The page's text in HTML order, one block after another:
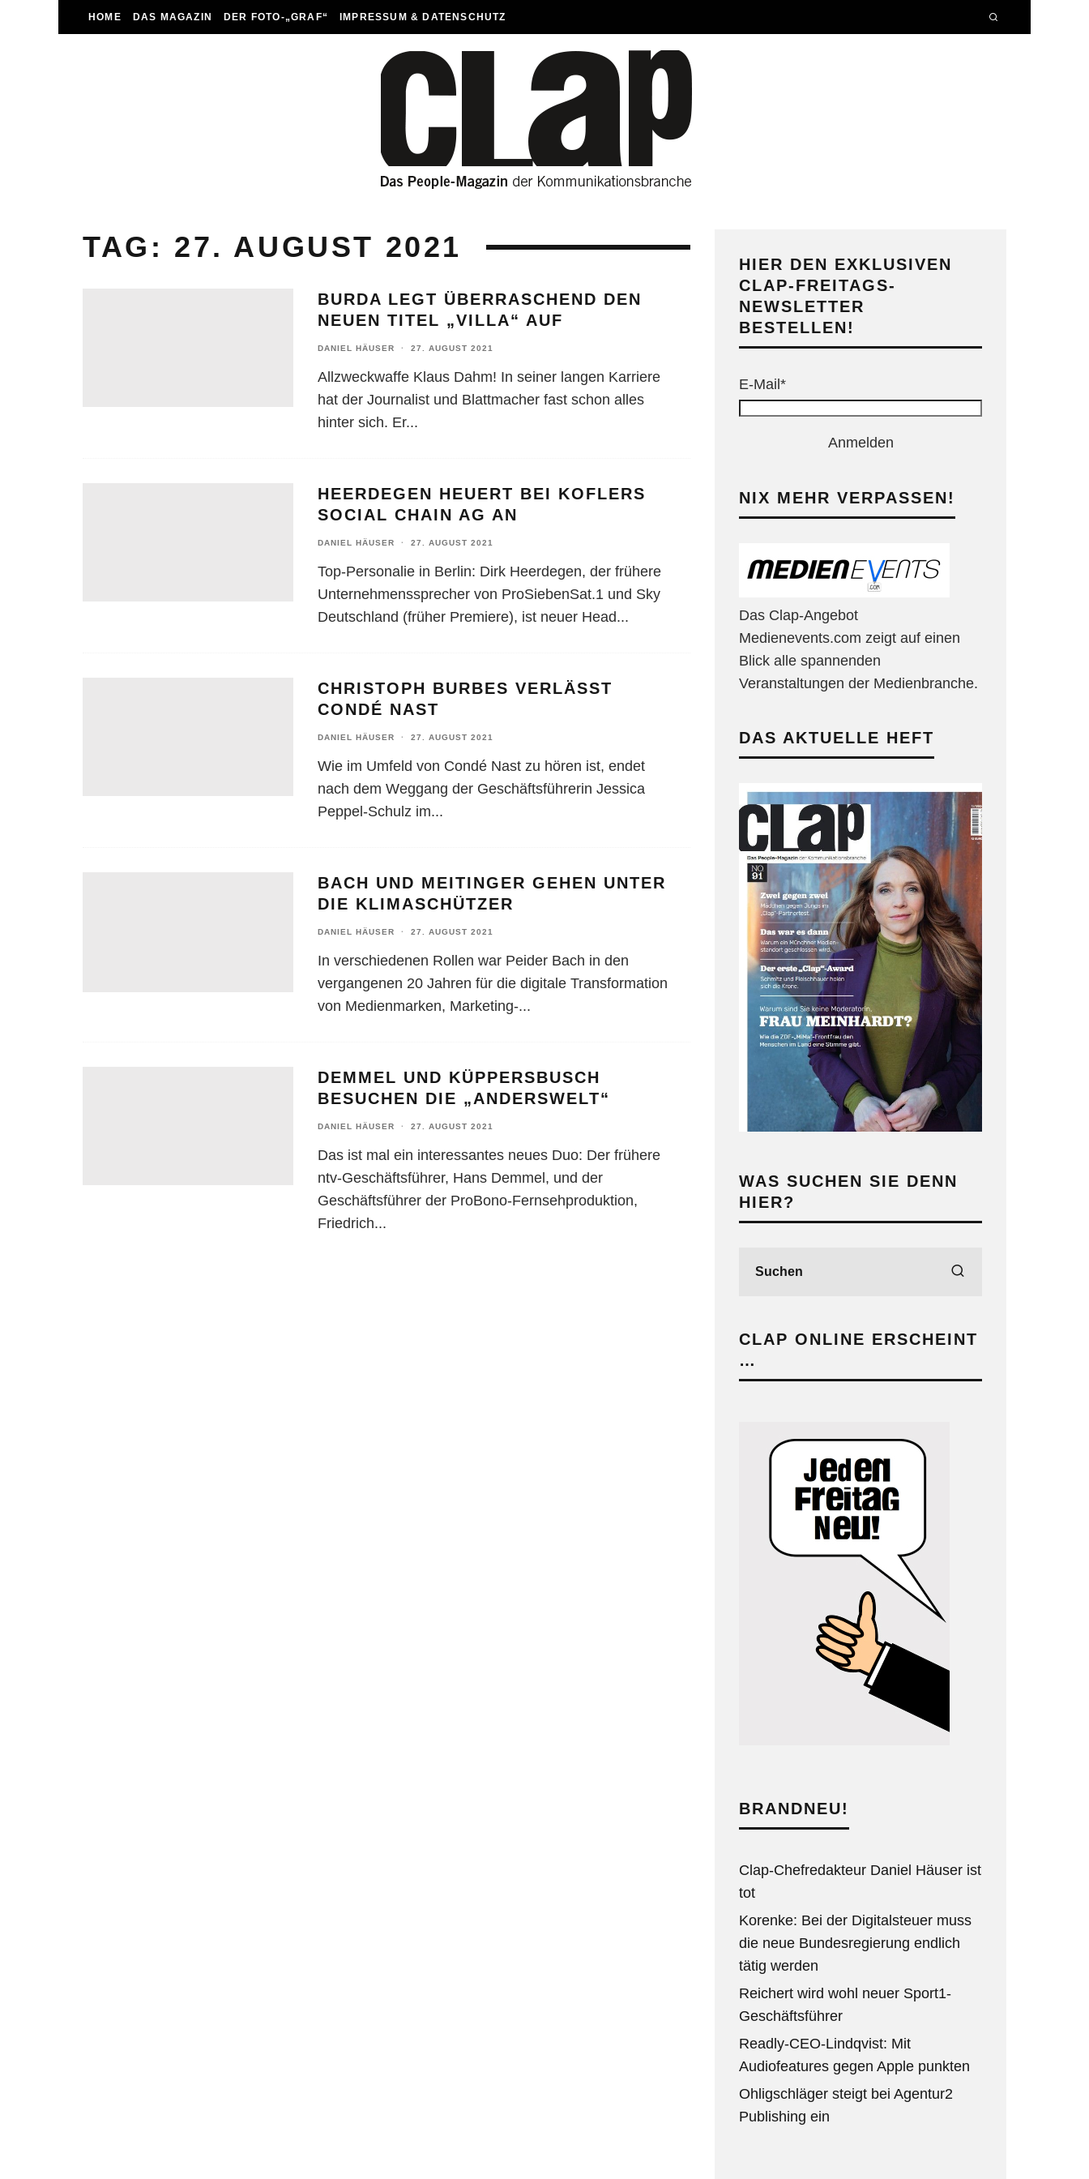
HOME DAS MAGAZIN DER FOTO-„GRAF“ IMPRESSUM & DATENSCHUTZ
TAG: 27. AUGUST 2021
BURDA LEGT ÜBERRASCHEND DEN
NEUEN TITEL „VILLA“ AUF
DANIEL HÄUSER · 27. AUGUST 2021
Allzweckwaffe Klaus Dahm! In seiner langen Karriere
hat der Journalist und Blattmacher fast schon alles
hinter sich. Er...
HEERDEGEN HEUERT BEI KOFLERS
SOCIAL CHAIN AG AN
DANIEL HÄUSER · 27. AUGUST 2021
Top-Personalie in Berlin: Dirk Heerdegen, der frühere
Unternehmenssprecher von ProSiebenSat.1 und Sky
Deutschland (früher Premiere), ist neuer Head...
CHRISTOPH BURBES VERLÄSST
CONDÉ NAST
DANIEL HÄUSER · 27. AUGUST 2021
Wie im Umfeld von Condé Nast zu hören ist, endet
nach dem Weggang der Geschäftsführerin Jessica
Peppel-Schulz im...
BACH UND MEITINGER GEHEN UNTER
DIE KLIMASCHÜTZER
DANIEL HÄUSER · 27. AUGUST 2021
In verschiedenen Rollen war Peider Bach in den
vergangenen 20 Jahren für die digitale Transformation
von Medienmarken, Marketing-...
DEMMEL UND KÜPPERSBUSCH
BESUCHEN DIE „ANDERSWELT“
DANIEL HÄUSER · 27. AUGUST 2021
Das ist mal ein interessantes neues Duo: Der frühere
ntv-Geschäftsführer, Hans Demmel, und der
Geschäftsführer der ProBono-Fernsehproduktion,
Friedrich...
HIER DEN EXKLUSIVEN
CLAP-FREITAGS-
NEWSLETTER
BESTELLEN!
E-Mail*
Anmelden
NIX MEHR VERPASSEN!
Das Clap-Angebot
Medienevents.com zeigt auf einen
Blick alle spannenden
Veranstaltungen der Medienbranche.
DAS AKTUELLE HEFT
WAS SUCHEN SIE DENN
HIER?
CLAP ONLINE ERSCHEINT
…
BRANDNEU!
Clap-Chefredakteur Daniel Häuser ist
tot
Korenke: Bei der Digitalsteuer muss
die neue Bundesregierung endlich
tätig werden
Reichert wird wohl neuer Sport1-
Geschäftsführer
Readly-CEO-Lindqvist: Mit
Audiofeatures gegen Apple punkten
Ohligschläger steigt bei Agentur2
Publishing ein